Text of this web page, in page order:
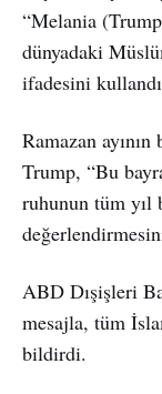
“Melania
dünyadaki
ifadesini
Ramazan
Trump, “Bu
ruhunun tüm yıl
ABD Dışişleri
mesajla, tüm
bildirdi.